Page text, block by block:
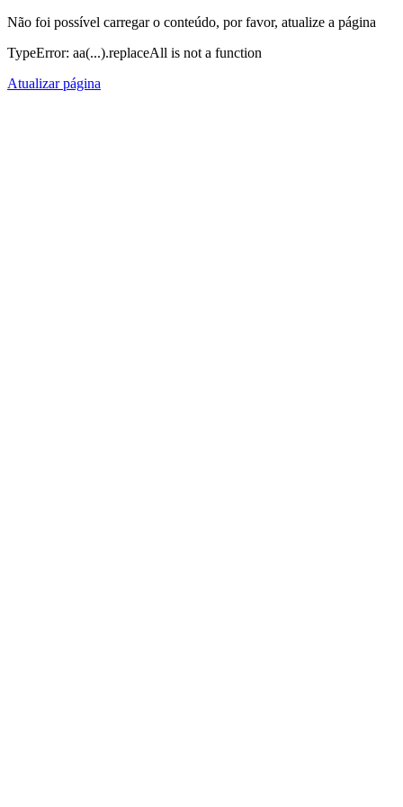
Não foi possível carregar o conteúdo, por favor, atualize a página
TypeError: aa(...).replaceAll is not a function
Atualizar página